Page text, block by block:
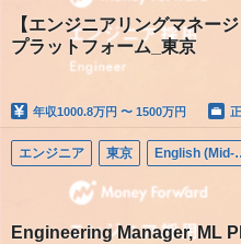
【エンジニアリングマネー
プラットフォーム_東京
年収1000.8万円 〜 1500万円
エンジニア 東京
Engineering Manager, ML